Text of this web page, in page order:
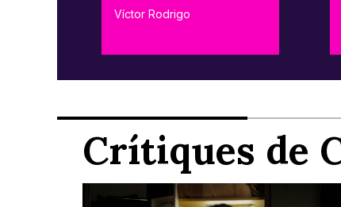
Víctor Rodrigo
Crítiques de